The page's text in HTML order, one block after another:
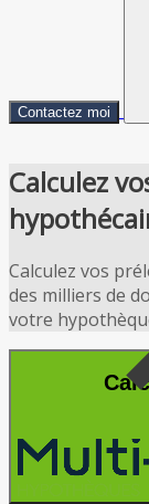
Contactez moi
Calculez
Calculez vos
des milliers de
votre